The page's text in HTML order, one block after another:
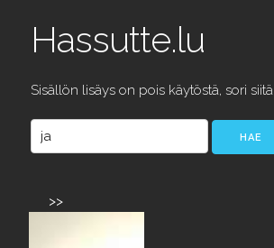
Hassutte.lu
Sisällön lisäys on pois käytöstä, sori siitä
>>